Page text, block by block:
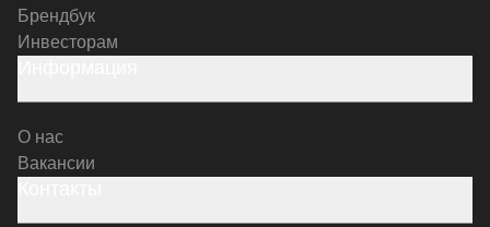
Брендбук
Инвесторам
О нас
Вакансии